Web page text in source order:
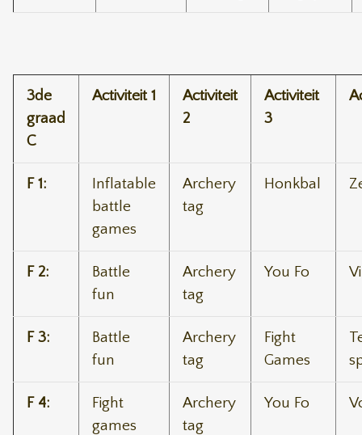
3de
graad
C
Activiteit 1
Activiteit
2
Activiteit
3
F 1:
Inflatable
battle
games
Archery
tag
Honkbal
F 2:
Battle
fun
Archery
tag
You Fo
F 3:
Battle
fun
Archery
tag
Fight
Games
F 4:
Fight
games
Archery
tag
You Fo